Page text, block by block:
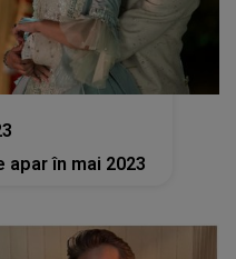
în mai 2023